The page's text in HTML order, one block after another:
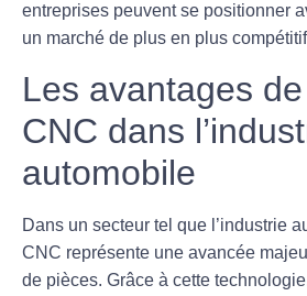
entreprises peuvent se positionner
un marché de plus en plus
Les avantages de
CNC dans
automobile
Dans un secteur tel que l’industrie
CNC représente une avancée
de pièces. Grâce à cette